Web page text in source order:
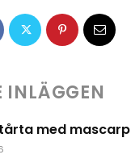
INLÄGGEN
med